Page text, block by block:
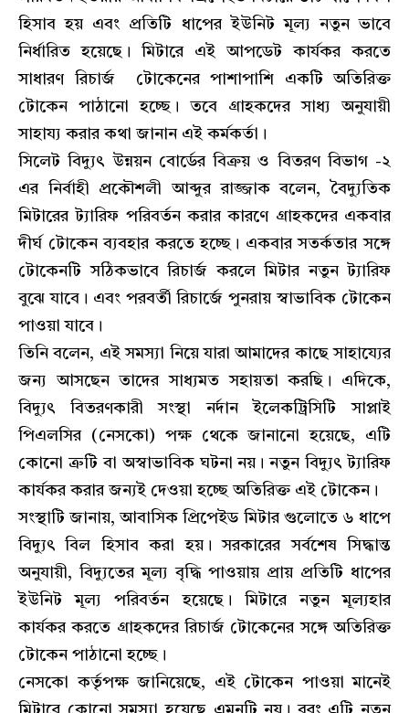
হিসাব হয় এবং প্রতিটি ধাপের ইউনিট মূল্য নতুন ভাবে
নির্ধারিত হয়েছে। মিটারে এই আপডেট কার্যকর করতে
সাধারণ রিচার্জ টোকেনের পাশাপাশি একটি অতিরিক্ত
টোকেন পাঠানো হচ্ছে। তবে গ্রাহকদের সাধ্য অনুযায়ী
সাহায্য করার কথা জানান এই কর্মকর্তা।
সিলেট বিদ্যুৎ উন্নয়ন বোর্ডের বিক্রয় ও বিতরণ বিভাগ -২
এর নির্বাহী প্রকৌশলী আব্দুর রাজ্জাক বলেন, বৈদ্যুতিক
মিটারের ট্যারিফ পরিবর্তন করার কারণে গ্রাহকদের একবার
দীর্ঘ টোকেন ব্যবহার করতে হচ্ছে। একবার সতর্কতার সঙ্গে
টোকেনটি সঠিকভাবে রিচার্জ করলে মিটার নতুন ট্যারিফ
বুঝে যাবে। এবং পরবর্তী রিচার্জে পুনরায় স্বাভাবিক টোকেন
পাওয়া যাবে।
তিনি বলেন, এই সমস্যা নিয়ে যারা আমাদের কাছে সাহায্যের
জন্য আসছেন তাদের সাধ্যমত সহায়তা করছি। এদিকে,
বিদ্যুৎ বিতরণকারী সংস্থা নর্দান ইলেকট্রিসিটি সাপ্লাই
পিএলসির (নেসকো) পক্ষ থেকে জানানো হয়েছে, এটি
কোনো ত্রুটি বা অস্বাভাবিক ঘটনা নয়। নতুন বিদ্যুৎ ট্যারিফ
কার্যকর করার জন্যই দেওয়া হচ্ছে অতিরিক্ত এই টোকেন।
সংস্থাটি জানায়, আবাসিক প্রিপেইড মিটার গুলোতে ৬ ধাপে
বিদ্যুৎ বিল হিসাব করা হয়। সরকারের সর্বশেষ সিদ্ধান্ত
অনুযায়ী, বিদ্যুতের মূল্য বৃদ্ধি পাওয়ায় প্রায় প্রতিটি ধাপের
ইউনিট মূল্য পরিবর্তন হয়েছে। মিটারে নতুন মূল্যহার
কার্যকর করতে গ্রাহকদের রিচার্জ টোকেনের সঙ্গে অতিরিক্ত
টোকেন পাঠানো হচ্ছে।
নেসকো কর্তৃপক্ষ জানিয়েছে, এই টোকেন পাওয়া মানেই